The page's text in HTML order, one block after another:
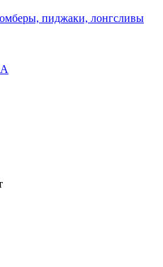
пиджаки, лонгсливы